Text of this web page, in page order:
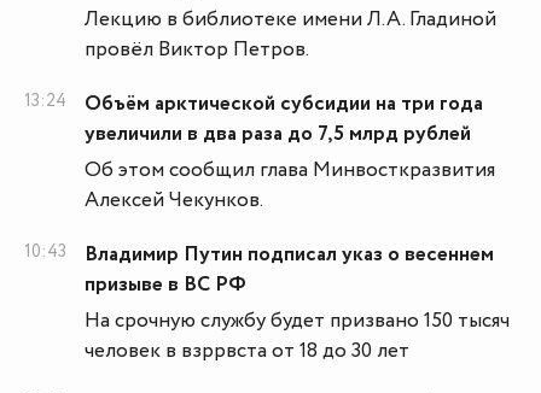
Лекцию в библиотеке имени Л.А. Гладиной
провёл Виктор Петров.
13:24
Объём арктической субсидии на три года
увеличили в два раза до 7,5 млрд рублей
Об этом сообщил глава Минвосткразвития
Алексей Чекунков.
10:43
Владимир Путин подписал указ о весеннем
призыве в ВС РФ
На срочную службу будет призвано 150 тысяч
человек в взррвста от 18 до 30 лет